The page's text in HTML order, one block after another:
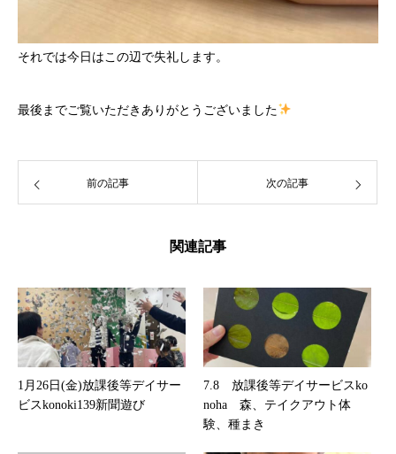
それでは今日はこの辺で失礼します。
最後までご覧いただきありがとうございました
前の記事 次の記事
関連記事
1月26日(金)放課後等デイサー
ビスkonoki139新聞遊び
7.8 放課後等デイサービスko
noha 森、テイクアウト体
験、種まき